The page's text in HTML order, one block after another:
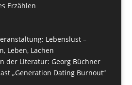
Erzählen
Lebenslust –
Leben, Lachen
der Literatur: Georg Büchner
„Generation Dating Burnout“